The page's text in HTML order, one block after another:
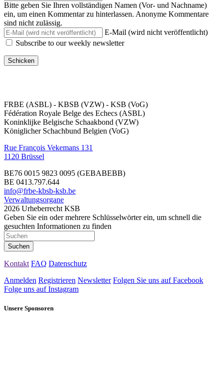
Bitte geben Sie Ihren vollständigen Namen (Vor- und Nachname)
ein, um einen Kommentar zu hinterlassen. Anonyme Kommentare
sind nicht zulässig.
E-Mail (wird nicht veröffentlicht)
Subscribe to our weekly newsletter
FRBE (ASBL) - KBSB (VZW) - KSB (VoG)
Fédération Royale Belge des Echecs (ASBL)
Koninklijke Belgische Schaakbond (VZW)
Königlicher Schachbund Belgien (VoG)
Rue François Vekemans 131
1120 Brüssel
BE76 0015 9823 0095 (GEBABEBB)
BE 0413.797.644
info@frbe-kbsb-ksb.be
Verwaltungsorgane
2026 Urheberrecht KSB
Geben Sie ein oder mehrere Schlüsselwörter ein, um schnell die
gesuchten Informationen zu finden
Kontakt FAQ Datenschutz
Anmelden Registrieren Newsletter Folgen Sie uns auf Facebook
Folge uns auf Instagram
Unsere Sponsoren